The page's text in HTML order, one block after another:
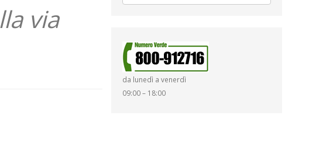
via
da lunedì a venerdì
09:00 – 18:00